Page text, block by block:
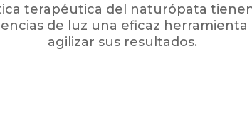
terapéutica del naturópata
de luz una eficaz herramienta
agilizar sus resultados.